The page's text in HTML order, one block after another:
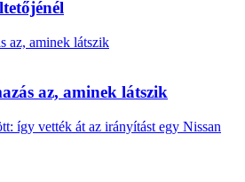
az, aminek látszik